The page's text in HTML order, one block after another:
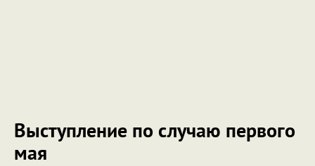
Выступление по случаю первого
мая